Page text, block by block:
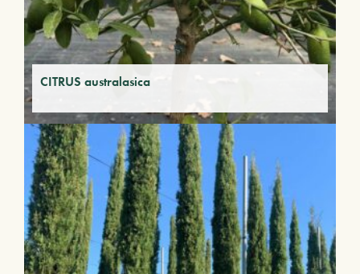
CITRUS australasica